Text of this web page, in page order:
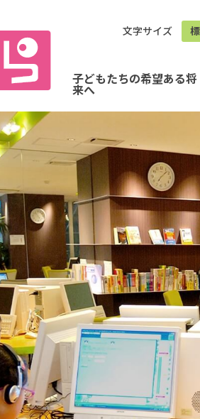
文字サイズ
子どもたちの希望ある将
来へ